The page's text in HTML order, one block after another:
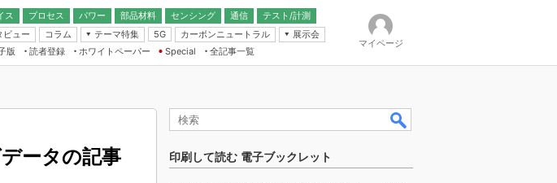
ス
プロセス パワー 部品材料 センシング
通信
無線
テスト/計測
ビュー コラム
テーマ特集
Research）
5G カーボンニュートラル
展示会
IoT・エッジコンピューティング
EXPO
TECHNO-FRONTIER
版
読者登録 ホワイトペーパー
Special
全記事一覧
マイページ
ータの記事 印刷して読む 電子ブックレット